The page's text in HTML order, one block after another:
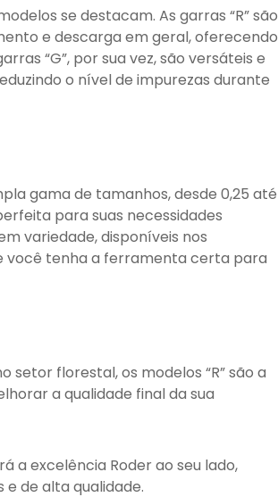
se destacam. As garras “R” são
e descarga em geral, oferecendo
“G”, por sua vez, são versáteis e
o nível de impurezas durante
gama de tamanhos, desde 0,25 até
para suas necessidades
variedade, disponíveis nos
você tenha a ferramenta certa para
setor florestal, os modelos “R” são a
a qualidade final da sua
a excelência Roder ao seu lado,
de alta qualidade.